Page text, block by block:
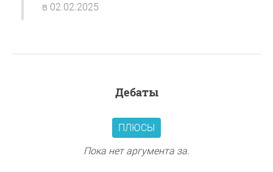
в 02.02.2025
дебаты
ПЛЮСЫ
Пока нет аргумента за.